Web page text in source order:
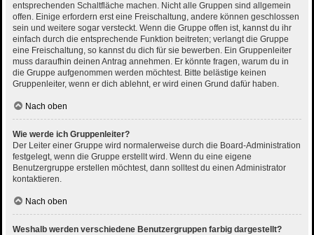
entsprechenden Schaltfläche machen. Nicht alle Gruppen sind allgemein
offen. Einige erfordern erst eine Freischaltung, andere können geschlossen
sein und weitere sogar versteckt. Wenn die Gruppe offen ist, kannst du ihr
einfach durch die entsprechende Funktion beitreten; verlangt die Gruppe
eine Freischaltung, so kannst du dich für sie bewerben. Ein Gruppenleiter
muss daraufhin deinen Antrag annehmen. Er könnte fragen, warum du in
die Gruppe aufgenommen werden möchtest. Bitte belästige keinen
Gruppenleiter, wenn er dich ablehnt, er wird einen Grund dafür haben.
Nach oben
Wie werde ich Gruppenleiter?
Der Leiter einer Gruppe wird normalerweise durch die Board-Administration
festgelegt, wenn die Gruppe erstellt wird. Wenn du eine eigene
Benutzergruppe erstellen möchtest, dann solltest du einen Administrator
kontaktieren.
Nach oben
Weshalb werden verschiedene Benutzergruppen farbig dargestellt?